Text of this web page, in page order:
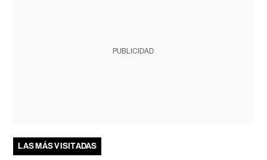
PUBLICIDAD
LAS MÁS VISITADAS